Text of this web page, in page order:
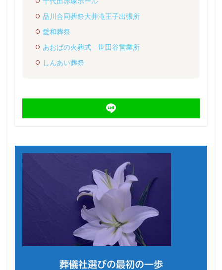
品川合同葬祭大井滝王子出張所
愛和葬祭
あおばの火葬式 世田谷営業所
しんあい葬祭
葬儀社選びの最初の一歩